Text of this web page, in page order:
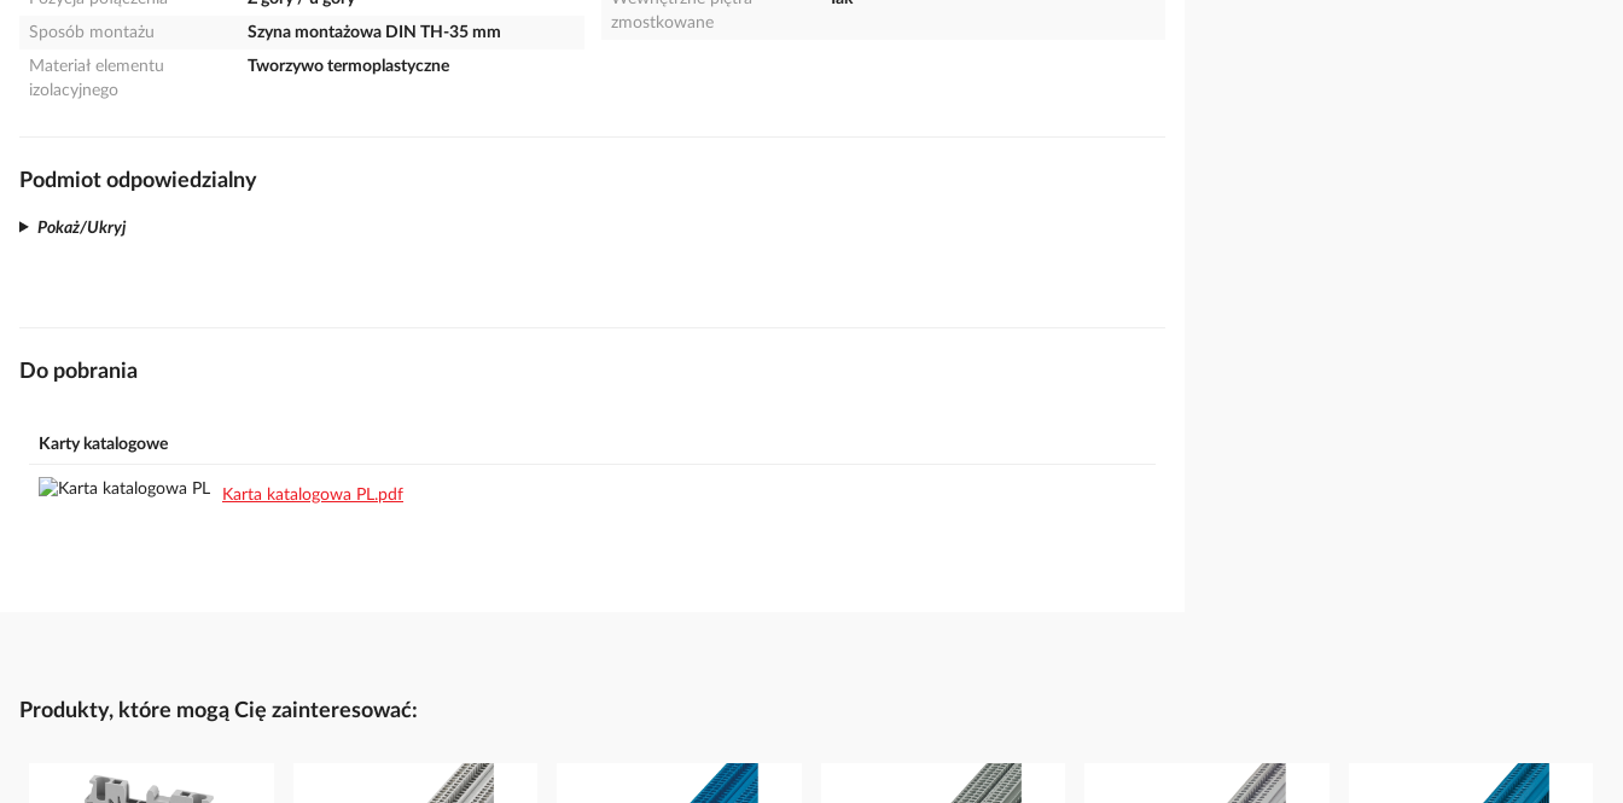
Sposób montażu
Szyna montażowa DIN TH-35 mm
Materiał elementu
izolacyjnego
Tworzywo termoplastyczne
zmostkowane
Podmiot odpowiedzialny
Pokaż/Ukryj
Do pobrania
Karty katalogowe
Karta katalogowa PL.pdf
Produkty, które mogą Cię zainteresować: